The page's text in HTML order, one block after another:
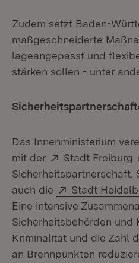
Zudem setzt Baden-
maßgeschneiderte
lageangepasst und
stärken sollen - unter
Das Innenministerium
mit der
Extern:
Stadt Freiburg
Sicherheitspartnerschaft.
auch die
Extern:
Stadt
Eine intensive
Sicherheitsbehörden und
Kriminalität und die Zahl
an Brennpunkten